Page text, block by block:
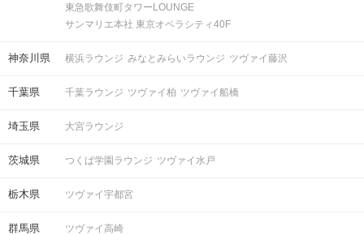
パスポートなど）
東急歌舞伎町タワーLOUNGE
サンマリエ本社 東京オペラシティ40F
神奈川県 横浜ラウンジ みなとみらいラウンジ ツヴァイ藤沢
千葉県 千葉ラウンジ ツヴァイ柏 ツヴァイ船橋
埼玉県 大宮ラウンジ
茨城県 つくば学園ラウンジ ツヴァイ水戸
栃木県 ツヴァイ宇都宮
群馬県 ツヴァイ高崎